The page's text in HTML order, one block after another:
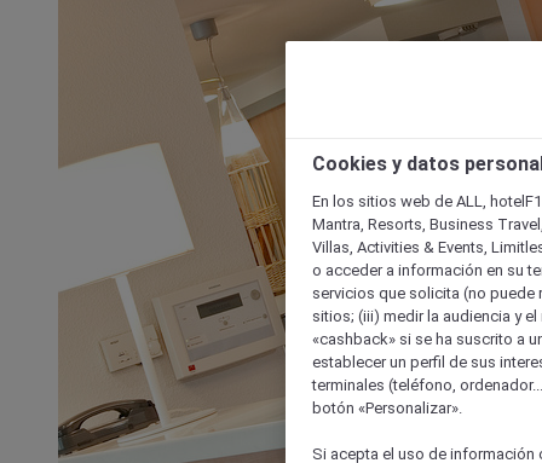
Cookies y datos
En los sitios web de ALL,
Mantra, Resorts, Business
Villas, Activities & Events,
o acceder a información en su
servicios que solicita (no puede
sitios; (iii) medir la audiencia y
«cashback» si se ha suscrito a
establecer un perfil de sus
terminales (teléfono,
botón «Personalizar».
Si acepta el uso de